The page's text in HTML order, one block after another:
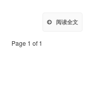
阅读全文
Page 1 of 1